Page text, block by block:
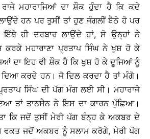
ਰਾਜੇ ਮਹਾਰਾਜਿਆਂ ਦਾ ਸ਼ੌਕ ਹੁੰਦਾ ਹੈ ਕਿ ਕਦੇ
ਹਨ ਪਰ ਤੁਸੀਂ ਤਾਂ ਹੁਣ ਜੰਗਲੀਂ ਬੈਠੇ ਹੋ ਪਰ
ਹੀ ਦਰਬਾਰ ਲਾਉਂਦੇ ਹਾਂ, ਸੋ ਉਨ੍ਹਾਂ ਨੇ
ਕਰਕੇ ਮਹਾਰਾਣਾ ਪ੍ਰਤਾਪ ਸਿੰਘ ਨੇ ਖੁਸ਼ ਹੋ ਕੇ
ਦਾ ਇਹ ਵੀ ਸ਼ੌਕ ਹੈ ਕਿ ਖੁਸ਼ ਹੋ ਕੇ ਦੂਜਿਆਂ ਨੂੰ
ਦਿਆ ਕਰਦੇ ਹਨ। ਜੋ ਦਿਲ ਕਰਦਾ ਹੈ ਤਾਂ ਮੰਗੋ।
ਸਿੰਘ ਦੀ ਪੱਗ ਮੰਗ ਲਈ ਸੀ। ਮਹਾਰਾਜੇ
ਤਾਂ ਤਾਨਸੈਨ ਨੇ ਇਸ ਦਾ ਕਾਰਨ ਪੁੱਛਿਆ।
ਕਿ ਜਦੋਂ ਤੁਸੀਂ ਮੇਰੀ ਪੱਗ ਬੰਨ੍ਹ ਕੇ ਅਕਬਰ ਦੇ
ਵਕਤ ਜਦੋਂ ਅਕਬਰ ਨੂੰ ਸਲਾਮ ਕਰੋਗੇ, ਮੇਰੀ ਪੱਗ